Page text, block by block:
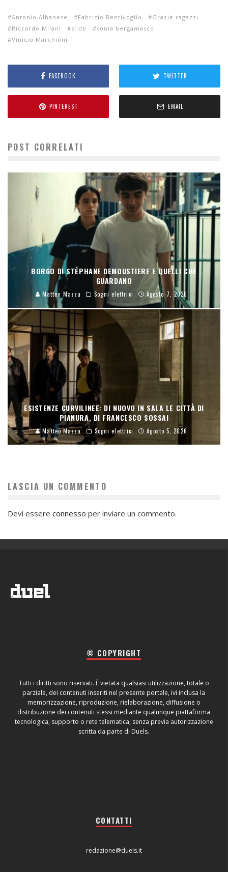
Antonio Albanese Fabrizio Bentivoglio
Grazie ragazzi
Riccardo Milani
slide
sonia bergamasco
Vinicio Marchioni
FACEBOOK TWITTER
PINTEREST EMAIL
POST CORRELATI
BORGO DI STÉPHANE DEMOUSTIERE E QUELLI CHE
GUARDANO
Matteo Mazza Sogni elettrici Agosto 7, 2026
ESISTENZE CURVILINEE: DI NUOVO IN SALA LE CITTÀ DI
PIANURA, DI FRANCESCO SOSSAI
Matteo Mazza Sogni elettrici Agosto 5, 2026
LASCIA UN COMMENTO
Devi essere connesso per inviare un commento.
© COPYRIGHT
Tutti i diritti sono riservati. È vietata qualsiasi utilizzazione, totale o
parziale, dei contenuti inseriti nel presente portale, ivi inclusa la
memorizzazione, riproduzione, rielaborazione, diffusione o
distribuzione dei contenuti stessi mediante qualunque piattaforma
tecnologica, supporto o rete telematica, senza previa autorizzazione
scritta da parte di Duels.
CONTATTI
redazione@duels.it